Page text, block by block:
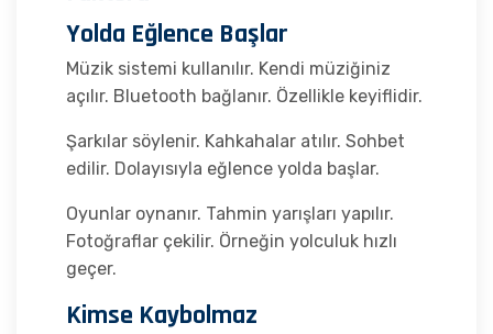
Yolda Eğlence Başlar
Müzik sistemi kullanılır. Kendi müziğiniz
açılır. Bluetooth bağlanır. Özellikle keyiflidir.
Şarkılar söylenir. Kahkahalar atılır. Sohbet
edilir. Dolayısıyla eğlence yolda başlar.
Oyunlar oynanır. Tahmin yarışları yapılır.
Fotoğraflar çekilir. Örneğin yolculuk hızlı
geçer.
Kimse Kaybolmaz